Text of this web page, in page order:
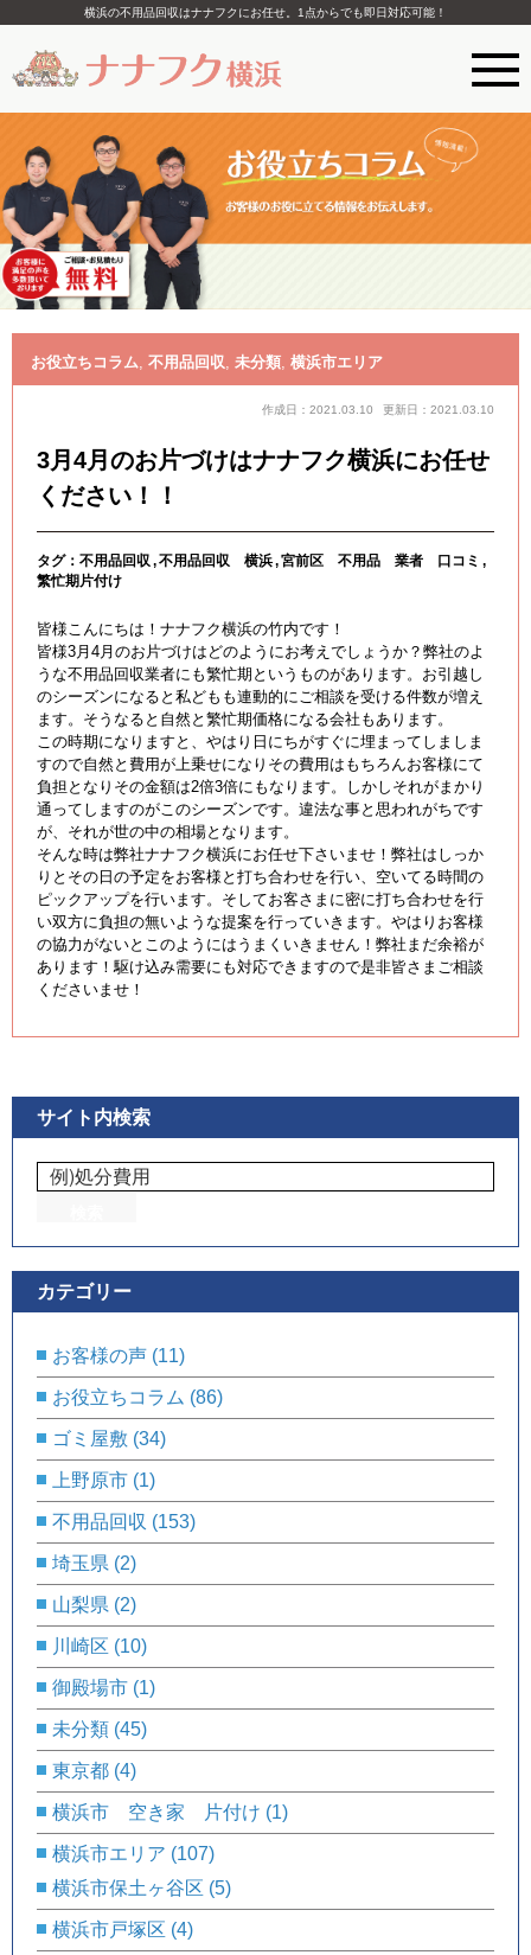
横浜の不用品回収はナナフクにお任せ。1点からでも即日対応可能！
お役立ちコラム, 不用品回収, 未分類, 横浜市エリア
作成日：2021.03.10 更新日：2021.03.10
3月4月のお片づけはナナフク横浜にお任せ
ください！！
タグ： 不用品回収 不用品回収 横浜 宮前区 不用品 業者 口コミ
繁忙期片付け
皆様こんにちは！ナナフク横浜の竹内です！
皆様3月4月のお片づけはどのようにお考えでしょうか？弊社のよ
うな不用品回収業者にも繁忙期というものがあります。お引越し
のシーズンになると私どもも連動的にご相談を受ける件数が増え
ます。そうなると自然と繁忙期価格になる会社もあります。
この時期になりますと、やはり日にちがすぐに埋まってしましま
すので自然と費用が上乗せになりその費用はもちろんお客様にて
負担となりその金額は2倍3倍にもなります。しかしそれがまかり
通ってしますのがこのシーズンです。違法な事と思われがちです
が、それが世の中の相場となります。
そんな時は弊社ナナフク横浜にお任せ下さいませ！弊社はしっか
りとその日の予定をお客様と打ち合わせを行い、空いてる時間の
ピックアップを行います。そしてお客さまに密に打ち合わせを行
い双方に負担の無いような提案を行っていきます。やはりお客様
の協力がないとこのようにはうまくいきません！弊社まだ余裕が
あります！駆け込み需要にも対応できますので是非皆さまご相談
くださいませ！
サイト内検索
カテゴリー
お客様の声 (11)
お役立ちコラム (86)
ゴミ屋敷 (34)
上野原市 (1)
不用品回収 (153)
埼玉県 (2)
山梨県 (2)
川崎区 (10)
御殿場市 (1)
未分類 (45)
東京都 (4)
横浜市 空き家 片付け (1)
横浜市エリア (107)
横浜市保土ヶ谷区 (5)
横浜市戸塚区 (4)